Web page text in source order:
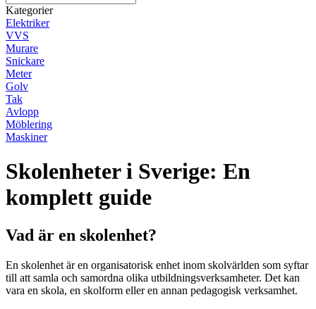
Kategorier
Elektriker
VVS
Murare
Snickare
Meter
Golv
Tak
Avlopp
Möblering
Maskiner
Skolenheter i Sverige: En
komplett guide
Vad är en skolenhet?
En skolenhet är en organisatorisk enhet inom skolvärlden som syftar
till att samla och samordna olika utbildningsverksamheter. Det kan
vara en skola, en skolform eller en annan pedagogisk verksamhet.